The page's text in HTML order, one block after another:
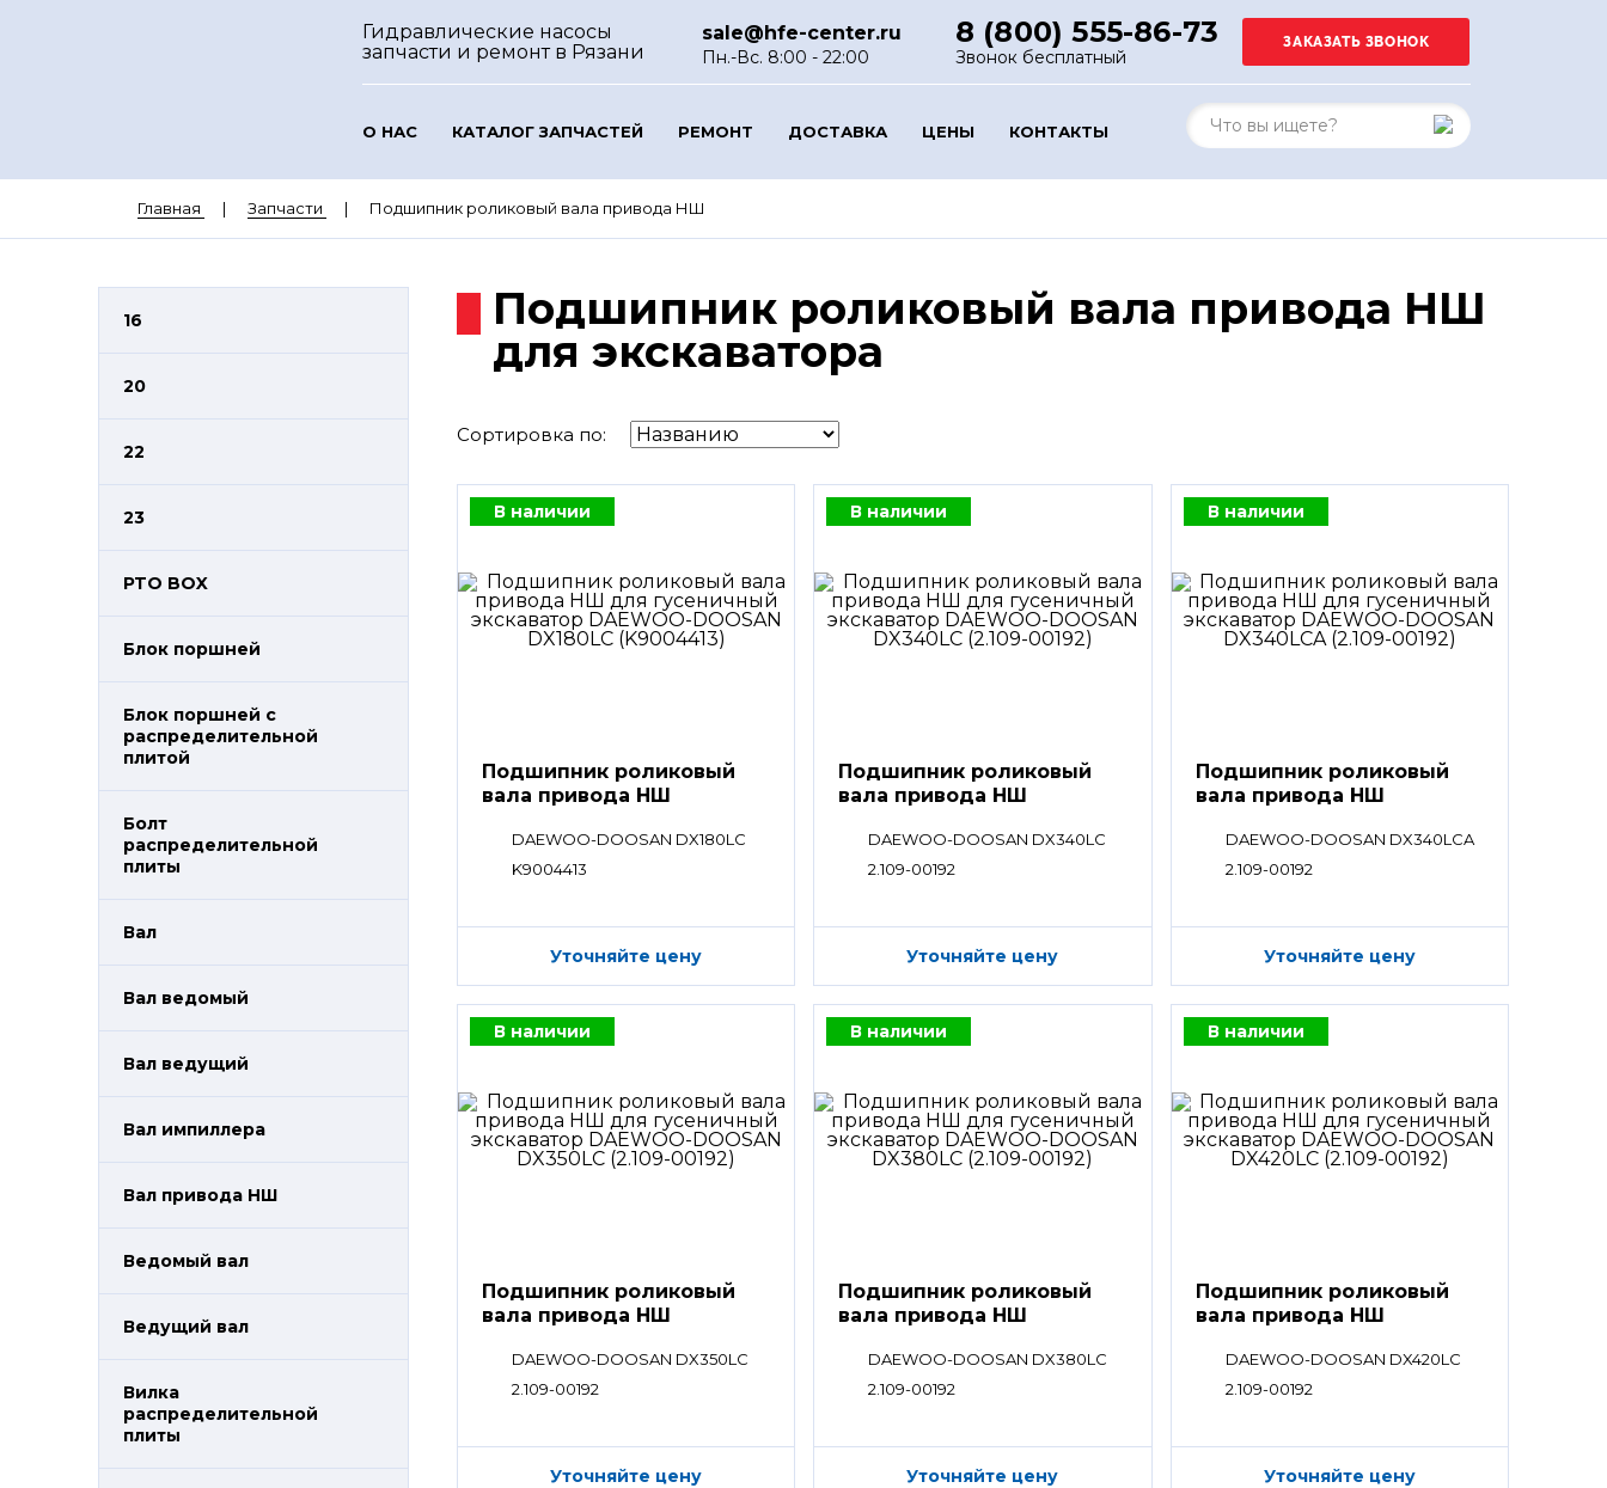
Гидравлические насосы
запчасти и ремонт в Рязани
sale@hfe-center.ru
Пн.-Вс. 8:00 - 22:00
8 (800) 555-86-73
Звонок бесплатный
О НАС КАТАЛОГ ЗАПЧАСТЕЙ РЕМОНТ ДОСТАВКА ЦЕНЫ КОНТАКТЫ
Главная Запчасти Подшипник роликовый вала привода НШ
16
20
22
23
PTO BOX
Блок поршней
Блок поршней c
распределительной
плитой
Болт
распределительной
плиты
Вал
Вал ведомый
Вал ведущий
Вал импиллера
Вал привода НШ
Ведомый вал
Ведущий вал
Вилка
распределительной
плиты
Подшипник роликовый вала привода НШ
для экскаватора
Сортировка по:
В наличии
Подшипник роликовый
вала привода НШ
DAEWOO-DOOSAN DX180LC
K9004413
Уточняйте цену
В наличии
Подшипник роликовый
вала привода НШ
DAEWOO-DOOSAN DX340LC
2.109-00192
Уточняйте цену
В наличии
Подшипник роликовый
вала привода НШ
DAEWOO-DOOSAN DX340LCA
2.109-00192
Уточняйте цену
В наличии
Подшипник роликовый
вала привода НШ
DAEWOO-DOOSAN DX350LC
2.109-00192
Уточняйте цену
В наличии
Подшипник роликовый
вала привода НШ
DAEWOO-DOOSAN DX380LC
2.109-00192
Уточняйте цену
В наличии
Подшипник роликовый
вала привода НШ
DAEWOO-DOOSAN DX420LC
2.109-00192
Уточняйте цену